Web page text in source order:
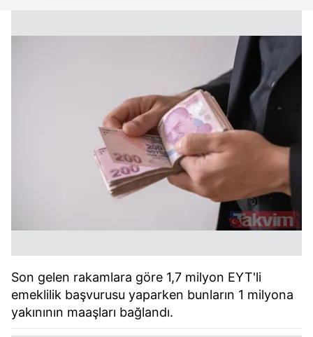
Son gelen rakamlara göre 1,7 milyon EYT'li
emeklilik başvurusu yaparken bunların 1 milyona
yakınının maaşları bağlandı.